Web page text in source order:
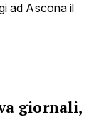
ad Ascona il
giornali,